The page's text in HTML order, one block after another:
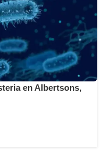
en Albertsons,